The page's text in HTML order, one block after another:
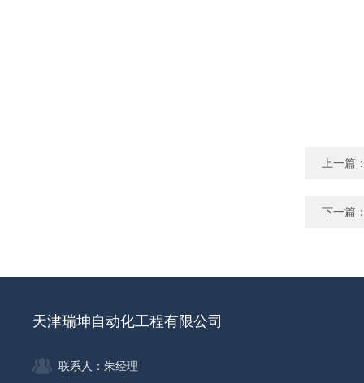
上一篇
下一篇
天津瑞坤自动化工程有限公司
联系人：朱经理